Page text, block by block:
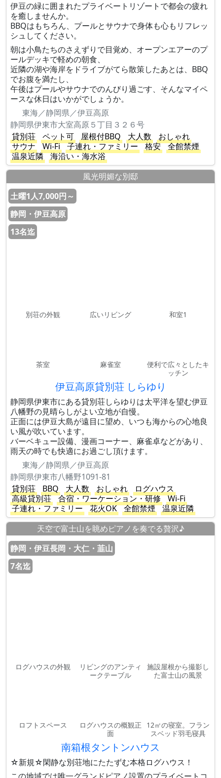
伊豆の緑に囲まれたプライベートリゾートで都会の疲れ
を癒しませんか。
BBQはもちろん、プールとサウナで身体も心もリフレッ
シュしてください。
朝は小鳥たちのさえずりで目覚め、オープンエアーのプ
ールデッキで軽めの朝食、
近隣の湖や海岸をドライブがてら散策したあとは、BBQ
でお腹を満たし、
午後はプールやサウナでのんびり過ごす、そんなマイペ
ースな休日はいかがでしょうか。
東海／静岡県／伊豆高原
静岡県伊東市大室高原５丁目３２６号
貸別荘
ペット可 屋根付BBQ 大人数
おしゃれ
サウナ
Wi-Fi 子連れ・ファミリー 格安
全館禁煙
温泉近隣
海沿い・海水浴
風光明媚な別邸
土曜1人7,000円～
静岡・伊豆高原
13名迄
別荘の外観 広いリビング 和室1
茶室 麻雀室
便利で広々としたキ
ッチン
伊豆高原貸別荘 しらゆり
静岡県伊東市にある貸別荘しらゆりは太平洋を望む伊豆
八幡野の見晴らしがよい立地が自慢。
正面には伊豆大島が遠目に望め、いつも海からの心地良
い風が吹いています。
バーベキュー設備、漫画コーナー、麻雀卓などがあり、
雨天の時でも快適にお過ごし頂けます。
東海／静岡県／伊豆高原
静岡県伊東市八幡野1091-81
貸別荘
BBQ 大人数 おしゃれ
ログハウス
高級貸別荘
合宿・ワーケーション・研修
Wi-Fi
子連れ・ファミリー
花火OK 全館禁煙
温泉近隣
天空で富士山を眺めピアノを奏でる贅沢♪
静岡・伊豆長岡・大仁・韮山
7名迄
ログハウスの外観
リビングのアンティ
ークテーブル
施設屋根から撮影し
た富士山の風景
ロフトスペース
ログハウスの概観正
面
12㎡の寝室。フラン
スベッド羽毛寝具
南箱根タントンハウス
☆新規☆閑静な別荘地にたたずむ本格ログハウス！